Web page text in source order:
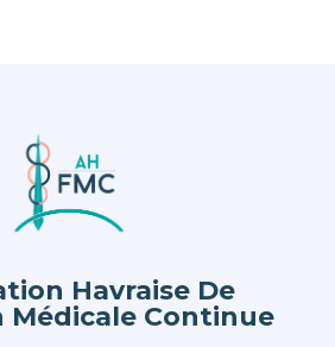
Havraise De
Continue